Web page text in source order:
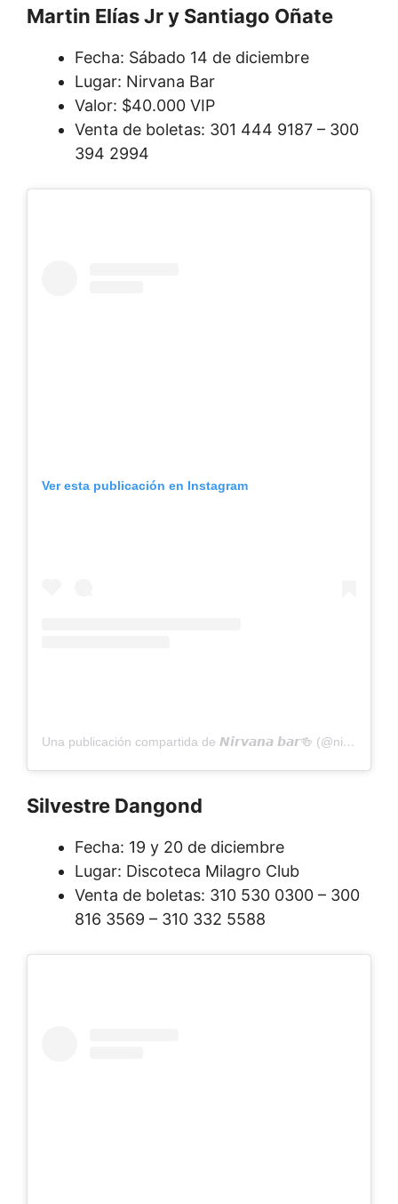
Martin Elías Jr y Santiago Oñate
Fecha: Sábado 14 de diciembre
Lugar: Nirvana Bar
Valor: $40.000 VIP
Venta de boletas: 301 444 9187 – 300
394 2994
Ver esta publicación en Instagram
Una publicación compartida de 𝙉𝙞𝙧𝙫𝙖𝙣𝙖 𝙗𝙖𝙧🍻 (@nirvanabarmont)
Silvestre Dangond
Fecha: 19 y 20 de diciembre
Lugar: Discoteca Milagro Club
Venta de boletas: 310 530 0300 – 300
816 3569 – 310 332 5588